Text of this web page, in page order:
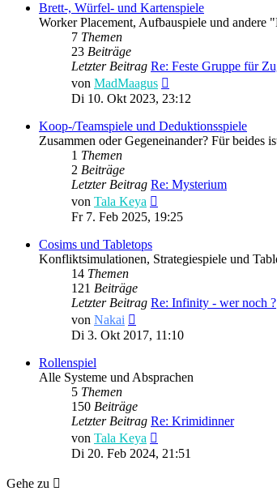
Brett-, Würfel- und Kartenspiele
Worker Placement, Aufbauspiele und andere
7 Themen
23 Beiträge
Letzter Beitrag Re: Feste Gruppe für
von MadMaagus
Beitrag
Di 10. Okt 2023, 23:12
Koop-/Teamspiele und Deduktionsspiele
Zusammen oder Gegeneinander? Für beides
1 Themen
2 Beiträge
Letzter Beitrag Re: Mysterium
von Tala Keya
Beitrag
Fr 7. Feb 2025, 19:25
Cosims und Tabletops
Konfliktsimulationen, Strategiespiele und
14 Themen
121 Beiträge
Letzter Beitrag Re: Infinity - wer noch ?
von Nakai
Beitrag
Di 3. Okt 2017, 11:10
Rollenspiel
Alle Systeme und Absprachen
5 Themen
150 Beiträge
Letzter Beitrag Re: Krimidinner
von Tala Keya
Beitrag
Di 20. Feb 2024, 21:51
Gehe zu